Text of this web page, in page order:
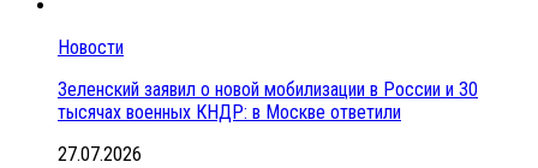
Новости
Зеленский заявил о новой мобилизации в России и 30
тысячах военных КНДР: в Москве ответили
27.07.2026